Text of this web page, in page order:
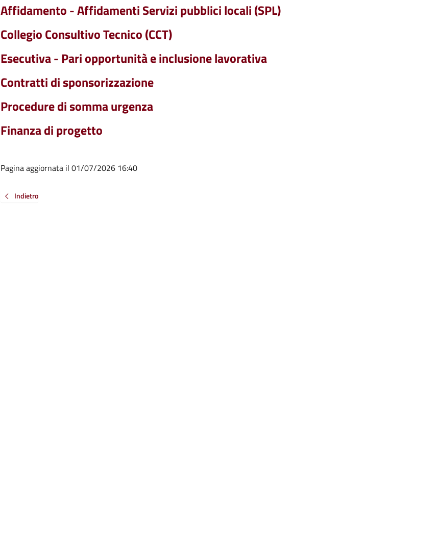
Affidamento - Affidamenti Servizi pubblici locali (SPL)
Collegio Consultivo Tecnico (CCT)
Esecutiva - Pari opportunità e inclusione lavorativa
Contratti di sponsorizzazione
Procedure di somma urgenza
Finanza di progetto
Pagina aggiornata il 01/07/2026 16:40
Indietro